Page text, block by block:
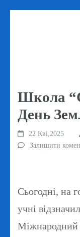
Школа
День
22 Кві,2025
Залишити
Сьогодні, на
учні
Міжнародний